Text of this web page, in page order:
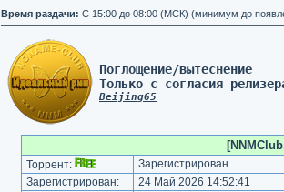
Время раздачи: C 15:00 до 08:00 (МСК) (минимум до
Поглощение/вытеснение
Только с согласия
Beijing65
Торрент:
Зарегистрирован
Зарегистрирован:
24 Май 2026 14:52:41